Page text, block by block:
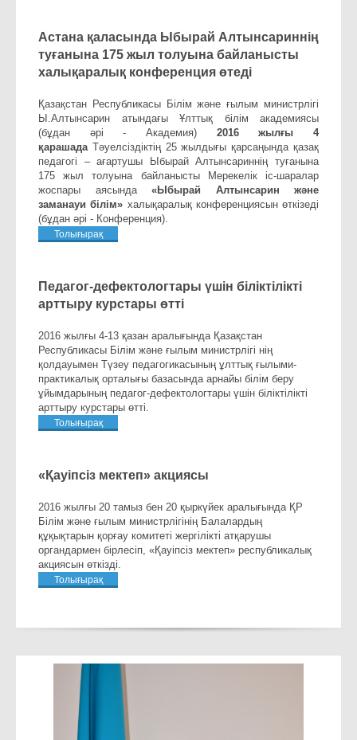
Астана қаласында Ыбырай Алтынсариннің
туғанына 175 жыл толуына байланысты
халықаралық конференция өтеді
Қазақстан Республикасы Білім және ғылым министрлігі
Ы.Алтынсарин атындағы Ұлттық білім академиясы
(бұдан әрі - Академия) 2016 жылғы 4
қарашадаТәуелсіздіктің 25 жылдығы қарсаңында қазақ
педагогі – ағартушы Ыбырай Алтынсариннің туғанына
175 жыл толуына байланысты Мерекелік іс-шаралар
жоспары аясында «Ыбырай Алтынсарин және
заманауи білім» халықаралық конференциясын өткізеді
(бұдан әрі - Конференция).
Толығырақ
Педагог-дефектологтары үшін біліктілікті
арттыру курстары өтті
2016 жылғы 4-13 қазан аралығында Қазақстан
Республикасы Білім және ғылым министрлігі нің
қолдауымен Түзеу педагогикасының ұлттық ғылыми-
практикалық орталығы базасында арнайы білім беру
ұйымдарының педагог-дефектологтары үшін біліктілікті
арттыру курстары өтті.
Толығырақ
«Қауіпсіз мектеп» акциясы
2016 жылғы 20 тамыз бен 20 қыркүйек аралығында ҚР
Білім және ғылым министрлігінің Балалардың
құқықтарын қорғау комитеті жергілікті атқарушы
органдармен бірлесіп, «Қауіпсіз мектеп» республикалық
акциясын өткізді.
Толығырақ